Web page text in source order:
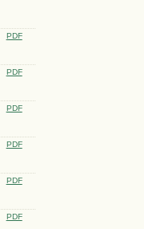
PDF
PDF
PDF
PDF
PDF
PDF